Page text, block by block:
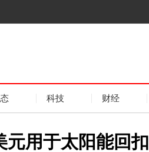
科技 财经
元用于太阳能回扣